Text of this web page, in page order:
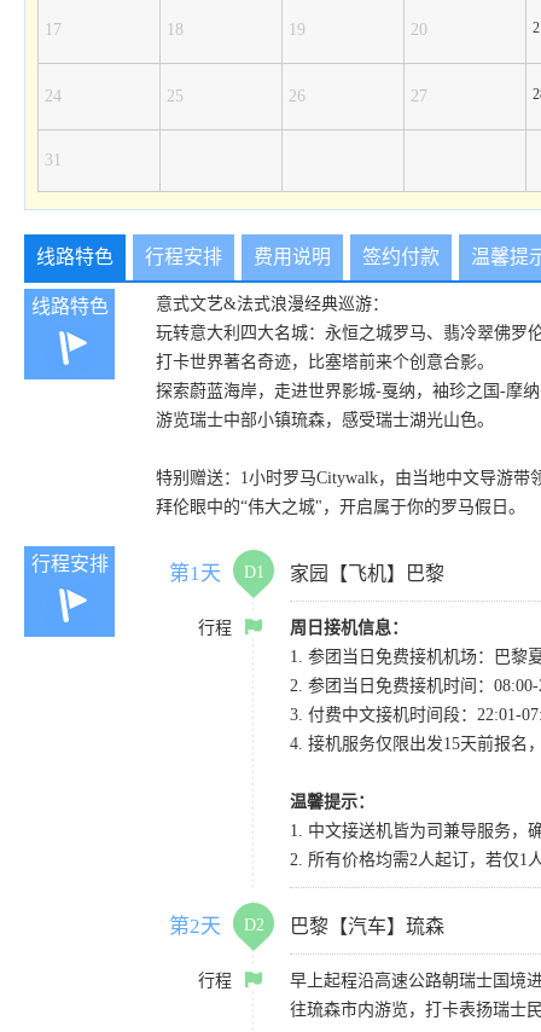
17 18 19 20
24 25 26 27
31
线路特色 行程安排 费用说明 签约付款 温馨提
线路特色
意式文艺&法式浪漫经典巡游：
玩转意大利四大名城：永恒之城罗马、翡冷翠佛罗
打卡世界著名奇迹，比塞塔前来个创意合影。
探索蔚蓝海岸，走进世界影城-戛纳，袖珍之国-摩
游览瑞士中部小镇琉森，感受瑞士湖光山色。
特别赠送：1小时罗马Citywalk，由当地中文导游
拜伦眼中的“伟大之城"，开启属于你的罗马假日。
行程安排 第1天 D1 家园【飞机】巴黎
行程
周日接机信息：
1. 参团当日免费接机机场：巴黎
2. 参团当日免费接机时间：
3. 付费中文接机时间段：22:01-
4. 接机服务仅限出发15天前报名
温馨提示：
1. 中文接送机皆为司兼导服务，
2. 所有价格均需2人起订，若仅1
第2天 D2 巴黎【汽车】琉森
行程
早上起程沿高速公路朝瑞士国境
往琉森市内游览，打卡表扬瑞士